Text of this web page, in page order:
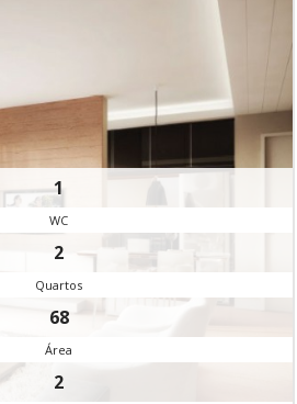
1
WC
2
Quartos
68
Área
2